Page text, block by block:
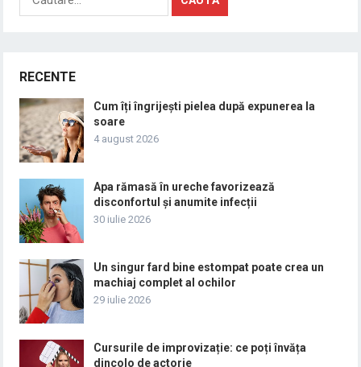
după:
RECENTE
Cum îți îngrijești pielea după expunerea la
soare
4 august 2026
Apa rămasă în ureche favorizează
disconfortul și anumite infecții
30 iulie 2026
Un singur fard bine estompat poate crea un
machiaj complet al ochilor
29 iulie 2026
Cursurile de improvizație: ce poți învăța
dincolo de actorie